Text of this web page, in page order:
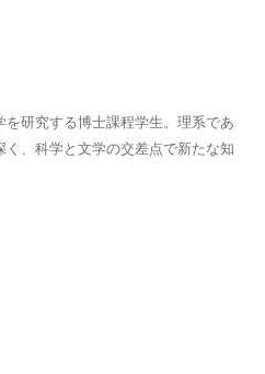
研究する博士課程学生。理系であ
く、科学と文学の交差点で新たな知